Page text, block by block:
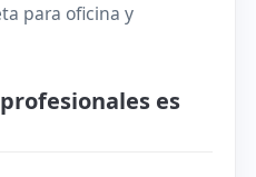
para oficina y
es